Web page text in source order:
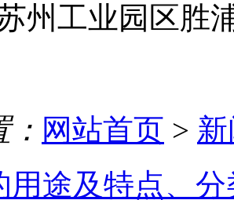
州工业园区胜
网站首页 >
用途及特点、分